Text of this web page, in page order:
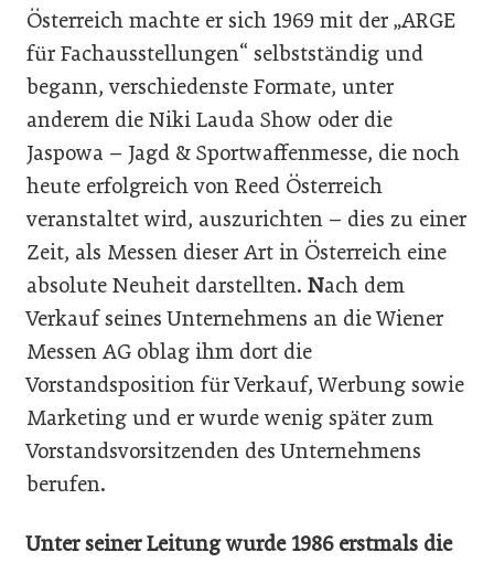
Österreich machte er sich 1969 mit der „ARGE
für Fachausstellungen“ selbstständig und
begann, verschiedenste Formate, unter
anderem die Niki Lauda Show oder die
Jaspowa – Jagd & Sportwaffenmesse, die noch
heute erfolgreich von Reed Österreich
veranstaltet wird, auszurichten – dies zu einer
Zeit, als Messen dieser Art in Österreich eine
absolute Neuheit darstellten. Nach dem
Verkauf seines Unternehmens an die Wiener
Messen AG oblag ihm dort die
Vorstandsposition für Verkauf, Werbung sowie
Marketing und er wurde wenig später zum
Vorstandsvorsitzenden des Unternehmens
berufen.
Unter seiner Leitung wurde 1986 erstmals die